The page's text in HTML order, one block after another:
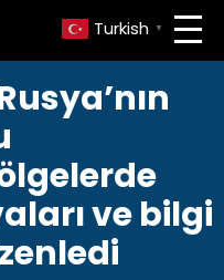
Turkish ▼
ve bilgi